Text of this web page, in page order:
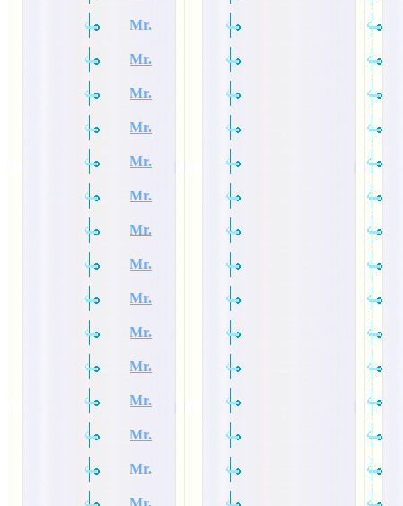
Mr.
Mr.
Mr.
Mr.
Mr.
Mr.
Mr.
Mr.
Mr.
Mr.
Mr.
Mr.
Mr.
Mr.
Mr.